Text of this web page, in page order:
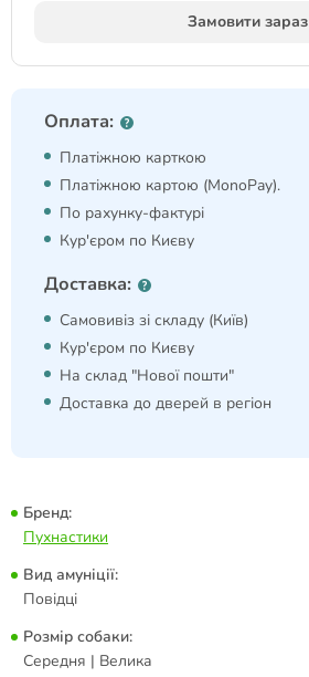
Замовити зараз
Оплата:
Платіжною карткою
Платіжною картою (MonoPay).
По рахунку-фактурі
Кур'єром по Києву
Доставка:
Самовивіз зі складу (Київ)
Кур'єром по Києву
На склад "Нової пошти"
Доставка до дверей в регіон
Бренд:
Пухнастики
Вид амуніції:
Повідці
Розмір собаки:
Середня | Велика